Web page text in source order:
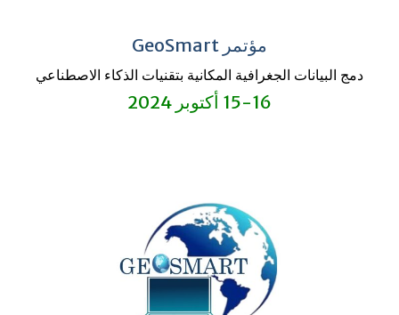
مؤتمر GeoSmart
دمجالبيانات الجغرافية المكانيةبتقنياتالذكاء الاصطناعي
15-16 أكتوبر 2024